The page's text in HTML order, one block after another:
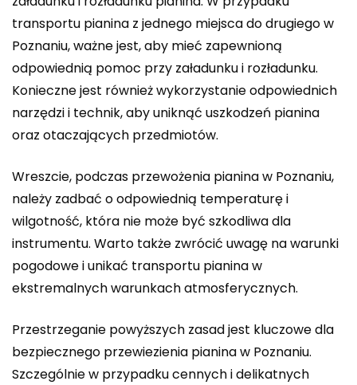
transportu pianina z jednego miejsca do drugiego w
Poznaniu, ważne jest, aby mieć zapewnioną
odpowiednią pomoc przy załadunku i rozładunku.
Konieczne jest również wykorzystanie odpowiednich
narzędzi i technik, aby uniknąć uszkodzeń pianina
oraz otaczających przedmiotów.
Wreszcie, podczas przewożenia pianina w Poznaniu,
należy zadbać o odpowiednią temperaturę i
wilgotność, która nie może być szkodliwa dla
instrumentu. Warto także zwrócić uwagę na warunki
pogodowe i unikać transportu pianina w
ekstremalnych warunkach atmosferycznych.
Przestrzeganie powyższych zasad jest kluczowe dla
bezpiecznego przewiezienia pianina w Poznaniu.
Szczególnie w przypadku cennych i delikatnych